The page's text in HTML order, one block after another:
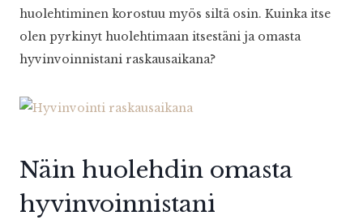
huolehtiminen korostuu myös siltä osin. Kuinka itse
olen pyrkinyt huolehtimaan itsestäni ja omasta
hyvinvoinnistani raskausaikana?
Näin huolehdin omasta
hyvinvoinnistani